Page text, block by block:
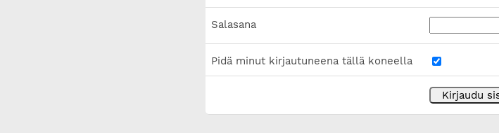
Salasana
Pidä minut kirjautuneena tällä koneella